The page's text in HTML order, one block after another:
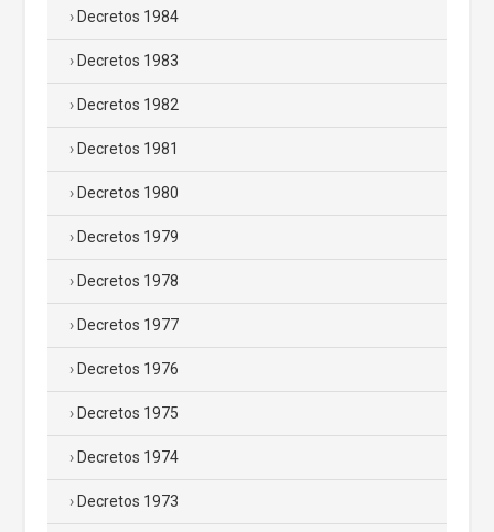
Decretos 1984
Decretos 1983
Decretos 1982
Decretos 1981
Decretos 1980
Decretos 1979
Decretos 1978
Decretos 1977
Decretos 1976
Decretos 1975
Decretos 1974
Decretos 1973